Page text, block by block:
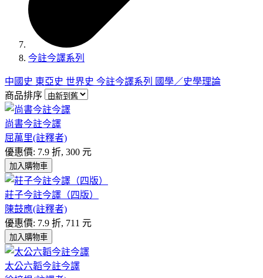
今註今譯系列
中國史 東亞史 世界史 今註今譯系列
國學／史學理論
商品排序
尚書今註今譯
屈萬里(註釋者)
優惠價: 7.9 折, 300 元
加入購物車
莊子今註今譯（四版）
陳鼓應(註釋者)
優惠價: 7.9 折, 711 元
加入購物車
太公六韜今註今譯